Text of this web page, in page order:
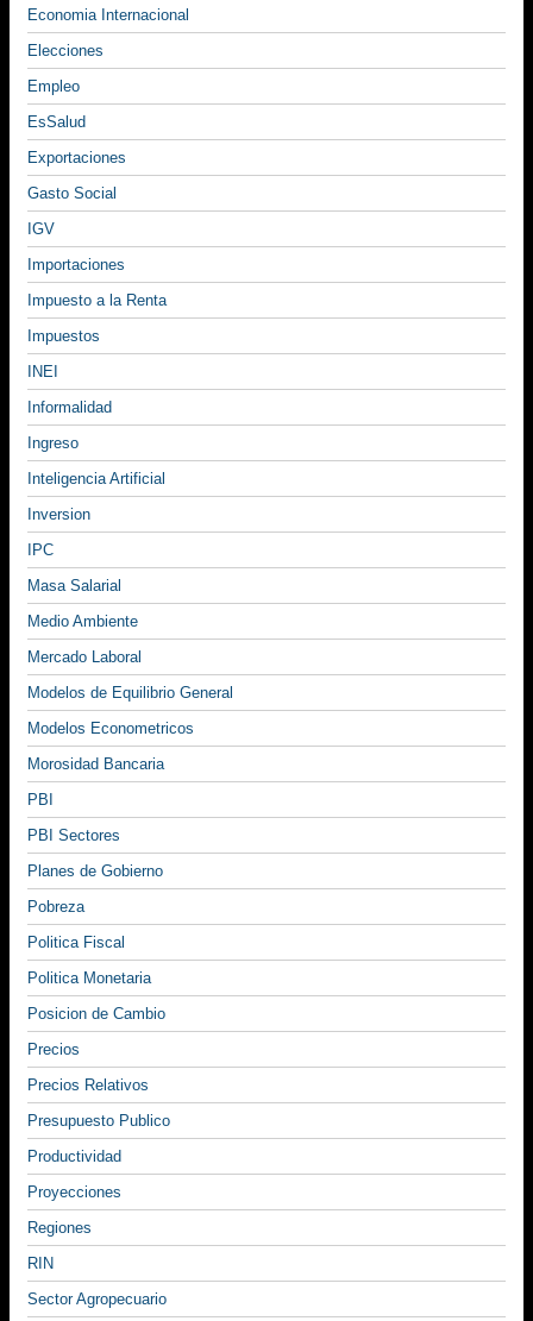
Economia Internacional
Elecciones
Empleo
EsSalud
Exportaciones
Gasto Social
IGV
Importaciones
Impuesto a la Renta
Impuestos
INEI
Informalidad
Ingreso
Inteligencia Artificial
Inversion
IPC
Masa Salarial
Medio Ambiente
Mercado Laboral
Modelos de Equilibrio General
Modelos Econometricos
Morosidad Bancaria
PBI
PBI Sectores
Planes de Gobierno
Pobreza
Politica Fiscal
Politica Monetaria
Posicion de Cambio
Precios
Precios Relativos
Presupuesto Publico
Productividad
Proyecciones
Regiones
RIN
Sector Agropecuario